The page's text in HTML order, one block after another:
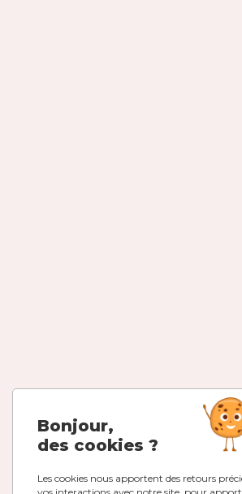
Bonjour,
des cookies ?
Les cookies nous apportent des retours